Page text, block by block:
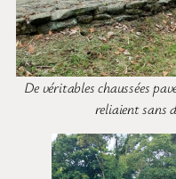
De véritables chaussées
reliaient sans